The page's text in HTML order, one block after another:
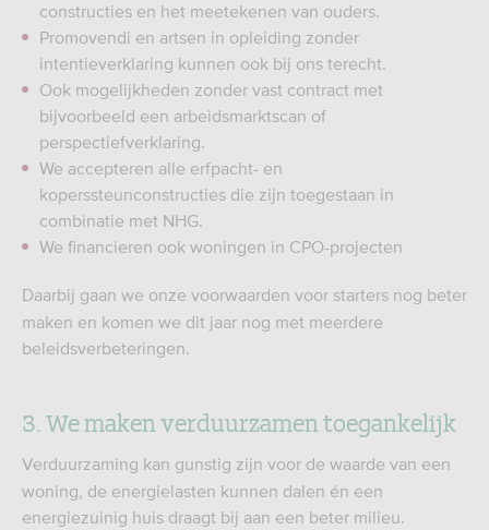
constructies en het meetekenen van ouders​.
Promovendi en artsen in opleiding zonder
intentieverklaring kunnen ook bij ons terecht.
Ook mogelijkheden zonder vast contract met
bijvoorbeeld een arbeidsmarktscan of
perspectiefverklaring​.
We accepteren alle erfpacht- en
koperssteunconstructies die zijn toegestaan in
combinatie met NHG.
We financieren ook woningen in CPO-projecten
Daarbij gaan we onze voorwaarden voor starters nog beter
maken en komen we dit jaar nog met meerdere
beleidsverbeteringen. ​
3. We maken verduurzamen toegankelijk
Verduurzaming kan gunstig zijn voor de waarde van een
woning, de energielasten kunnen dalen én een
energiezuinig huis draagt bij aan een beter milieu.